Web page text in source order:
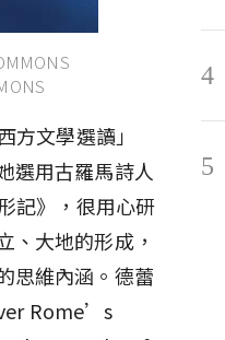
文學選讀」
選用古羅馬詩人
記》，很用心研
、大地的形成，
思維內涵。德蕾
Rome’s
4
5